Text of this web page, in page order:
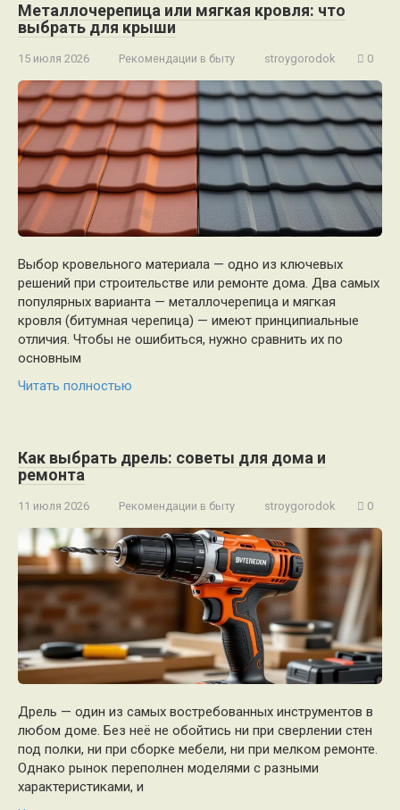
Металлочерепица или мягкая кровля: что
выбрать для крыши
15 июля 2026 Рекомендации в быту stroygorodok 0
Выбор кровельного материала — одно из ключевых
решений при строительстве или ремонте дома. Два самых
популярных варианта — металлочерепица и мягкая
кровля (битумная черепица) — имеют принципиальные
отличия. Чтобы не ошибиться, нужно сравнить их по
основным
Читать полностью
Как выбрать дрель: советы для дома и
ремонта
11 июля 2026 Рекомендации в быту stroygorodok 0
Дрель — один из самых востребованных инструментов в
любом доме. Без неё не обойтись ни при сверлении стен
под полки, ни при сборке мебели, ни при мелком ремонте.
Однако рынок переполнен моделями с разными
характеристиками, и